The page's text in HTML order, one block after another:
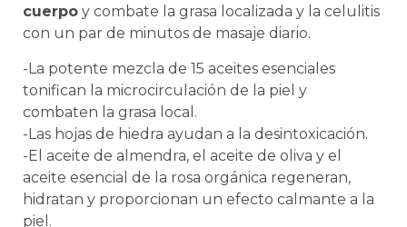
cuerpo y combate la grasa localizada y la celulitis
con un par de minutos de masaje diario.
-La potente mezcla de 15 aceites esenciales
tonifican la microcirculación de la piel y
combaten la grasa local.
-Las hojas de hiedra ayudan a la desintoxicación.
-El aceite de almendra, el aceite de oliva y el
aceite esencial de la rosa orgánica regeneran,
hidratan y proporcionan un efecto calmante a la
piel.